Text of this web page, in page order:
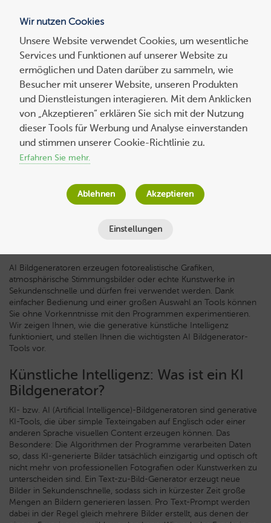
Suchen
nach:
DALL-E, Midjourney und Co: Wie Sie AI
Bilder generieren
am19. Februar 2024
Minuten
AI Bildgeneratoren erzeugen fotorealistische Grafiken,
atmosphärische Stimmungsbilder oder echte Kunstwerke in
Sekundenschnelle und dürfen frei verwendet werden. Dank
einfacher Bedienung und einer großen Auswahl an Tools können
Sie ohne Vorkenntnisse mit den Programmen experimentieren.
Wir zeigen Ihnen, wie die generative künstliche Intelligenz
funktioniert, und stellen Ihnen die wichtigsten AI Bildgenerator-
Tools vor.
Künstliche Intelligenz: Was ist ein KI
Bildgenerator?
KI- bzw. AI (Artificial Intelligence)-Bildgeneratoren sind generative
KI-Tools, die über simple Texteingaben auf Englisch oder einer
anderen Sprache visuellen Content erzeugen können. Das
Besondere: Die Algorithmen der Programme verarbeiten Daten
so, dass KI-generierte Bilder tatsächlich einzigartig und optisch oft
nicht mehr von professionellen Fotografien oder Kunstwerken zu
unterscheiden sind. Ein Text-zu-Bild-Generator erzeugt neue
Bilder in Sekundenschnelle, sodass sich in kürzester Zeit große
Mengen an Bildern generieren lassen. Pro Text-Prompt werden
dabei in der Regel gleich mehrere Bilder erstellt, aus denen der
Wir nutzen Cookies
Unsere Website verwendet Cookies, um wesentliche
Services und Funktionen auf unserer Website zu
ermöglichen und Daten darüber zu sammeln, wie
Besucher mit unserer Website, unseren Produkten
und Dienstleistungen interagieren. Mit dem Anklicken
von „Akzeptieren“ erklären Sie sich mit der Nutzung
dieser Tools für Werbung und Analyse einverstanden
und stimmen unserer Cookie-Richtlinie zu.
Erfahren Sie mehr.
Einstellungen
Ablehnen Akzeptieren